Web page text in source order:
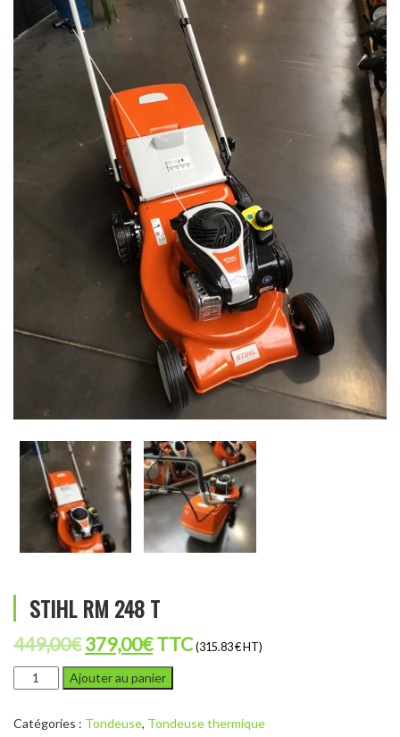
STIHL RM 248 T
449,00€ Le
prix
initial
était :
379,00€Le
prix
actuel
est :
TTC (315.83 € HT)
quantité
de
RM
Ajouter au panier
Catégories : Tondeuse, Tondeuse thermique